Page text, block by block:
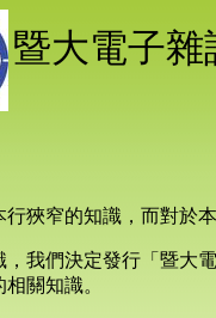
暨大電子雜
狹窄的知識，而對於
我們決定發行「暨
關知識。